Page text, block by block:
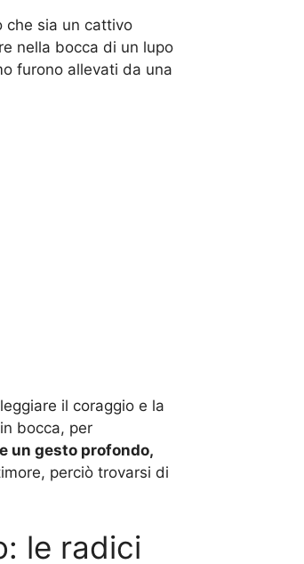
che sia un cattivo
nella bocca di un lupo
furono allevati da una
il coraggio e la
bocca, per
un gesto profondo,
perciò trovarsi di
le radici